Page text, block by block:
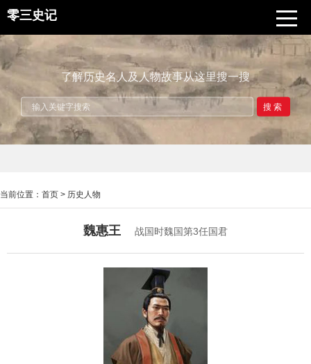
零三史记
了解历史名人及人物故事从这里搜一搜
搜索
当前位置： 首页 > 历史人物
魏惠王 战国时魏国第3任国君